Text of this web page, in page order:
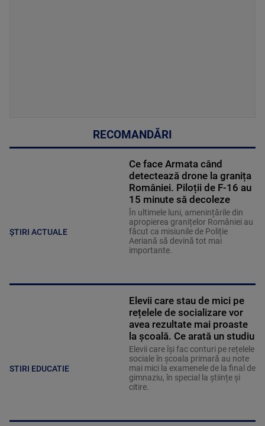
RECOMANDĂRI
ȘTIRI ACTUALE
Ce face Armata când
detectează drone la granița
României. Piloții de F-16 au
15 minute să decoleze
În ultimele luni, amenințările din
apropierea granițelor României au
făcut ca misiunile de Poliție
Aeriană să devină tot mai
importante.
STIRI EDUCATIE
Elevii care stau de mici pe
rețelele de socializare vor
avea rezultate mai proaste
la școală. Ce arată un studiu
Elevii care îşi fac conturi pe rețelele
sociale în școala primară au note
mai mici la examenele de la final de
gimnaziu, în special la științe și
citire.